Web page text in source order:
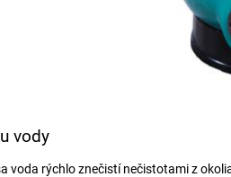
vody
voda rýchlo znečistí nečistotami z